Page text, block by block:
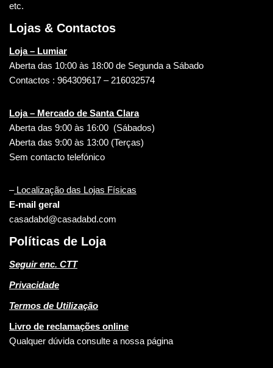
etc.
Lojas & Contactos
Loja – Lumiar
Aberta das 10:00 às 18:00 de Segunda a Sábado
Contactos : 964309617 – 216032574
Loja – Mercado de Santa Clara
Aberta das 9:00 às 16:00 (Sábados)
Aberta das 9:00 às 13:00 (Terças)
Sem contacto telefónico
–Localização das Lojas Físicas
E-mail geral
casadabd@casadabd.com
Políticas de Loja
Seguir enc. CTT
Privacidade
Termos de Utilização
Livro de reclamações online
Qualquer dúvida consulte a nossa página